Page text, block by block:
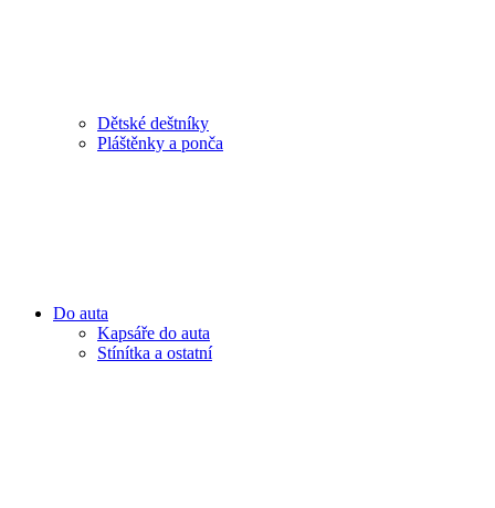
Dětské deštníky
Pláštěnky a ponča
Do auta
Kapsáře do auta
Stínítka a ostatní